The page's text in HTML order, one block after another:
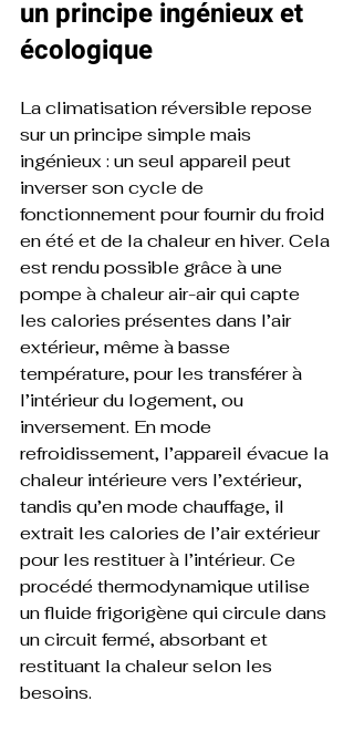
un principe ingénieux et
écologique
La climatisation réversible repose
sur un principe simple mais
ingénieux : un seul appareil peut
inverser son cycle de
fonctionnement pour fournir du froid
en été et de la chaleur en hiver. Cela
est rendu possible grâce à une
pompe à chaleur air-air qui capte
les calories présentes dans l’air
extérieur, même à basse
température, pour les transférer à
l’intérieur du logement, ou
inversement. En mode
refroidissement, l’appareil évacue la
chaleur intérieure vers l’extérieur,
tandis qu’en mode chauffage, il
extrait les calories de l’air extérieur
pour les restituer à l’intérieur. Ce
procédé thermodynamique utilise
un fluide frigorigène qui circule dans
un circuit fermé, absorbant et
restituant la chaleur selon les
besoins.